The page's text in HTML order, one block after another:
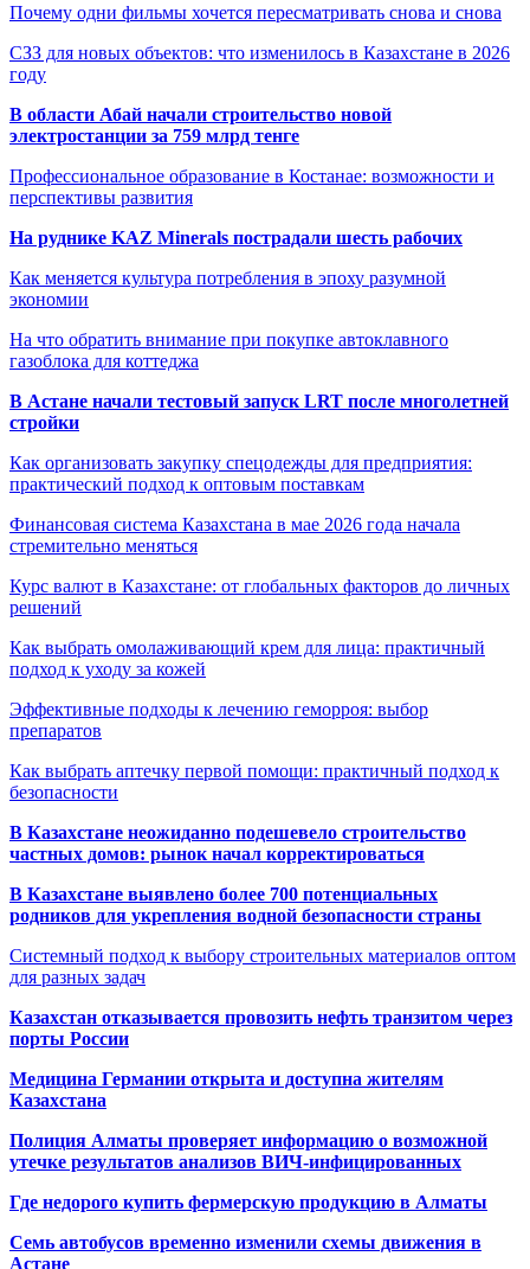
Почему одни фильмы хочется пересматривать снова и снова
СЗЗ для новых объектов: что изменилось в Казахстане в 2026
году
В области Абай начали строительство новой
электростанции за 759 млрд тенге
Профессиональное образование в Костанае: возможности и
перспективы развития
На руднике KAZ Minerals пострадали шесть рабочих
Как меняется культура потребления в эпоху разумной
экономии
На что обратить внимание при покупке автоклавного
газоблока для коттеджа
В Астане начали тестовый запуск LRT после многолетней
стройки
Как организовать закупку спецодежды для предприятия:
практический подход к оптовым поставкам
Финансовая система Казахстана в мае 2026 года начала
стремительно меняться
Курс валют в Казахстане: от глобальных факторов до личных
решений
Как выбрать омолаживающий крем для лица: практичный
подход к уходу за кожей
Эффективные подходы к лечению геморроя: выбор
препаратов
Как выбрать аптечку первой помощи: практичный подход к
безопасности
В Казахстане неожиданно подешевело строительство
частных домов: рынок начал корректироваться
В Казахстане выявлено более 700 потенциальных
родников для укрепления водной безопасности страны
Системный подход к выбору строительных материалов оптом
для разных задач
Казахстан отказывается провозить нефть транзитом через
порты России
Медицина Германии открыта и доступна жителям
Казахстана
Полиция Алматы проверяет информацию о возможной
утечке результатов анализов ВИЧ-инфицированных
Где недорого купить фермерскую продукцию в Алматы
Семь автобусов временно изменили схемы движения в
Астане